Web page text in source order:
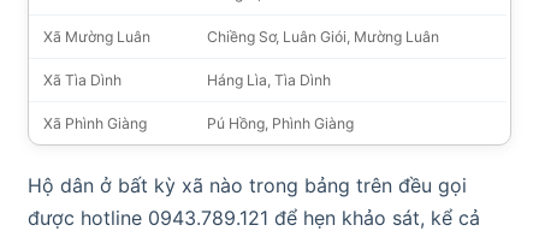
Xã Mường Luân Chiềng Sơ, Luân Giói, Mường Luân
Xã Tìa Dình Háng Lìa, Tìa Dình
Xã Phình Giàng Pú Hồng, Phình Giàng
Hộ dân ở bất kỳ xã nào trong bảng trên đều gọi
được hotline 0943.789.121 để hẹn khảo sát, kể cả